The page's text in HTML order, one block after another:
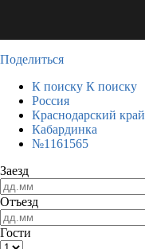
Поделиться
К поиску К поиску
Россия
Краснодарский край
Кабардинка
№1161565
Заезд
Отъезд
Гости